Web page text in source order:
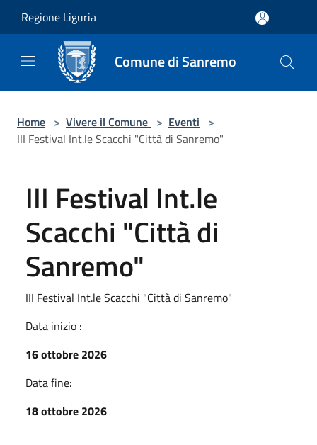
Regione Liguria
Comune di Sanremo
Home > Vivere il Comune > Eventi >
III Festival Int.le Scacchi "Città di Sanremo"
III Festival Int.le
Scacchi "Città di
Sanremo"
III Festival Int.le Scacchi "Città di Sanremo"
Data inizio :
16 ottobre 2026
Data fine:
18 ottobre 2026